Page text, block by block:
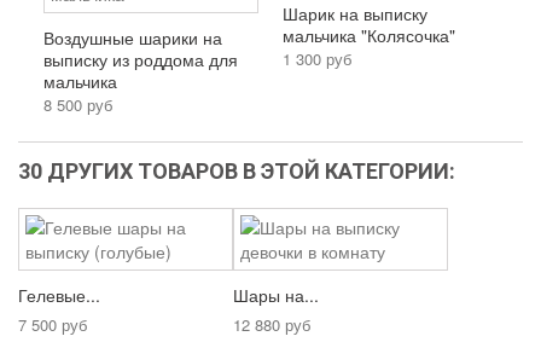
Воздушные шарики на
выписку из роддома для
мальчика
8 500 руб
Шарик на выписку
мальчика "Колясочка"
1 300 руб
30 ДРУГИХ ТОВАРОВ В ЭТОЙ КАТЕГОРИИ:
Гелевые...
7 500 руб
Шары на...
12 880 руб